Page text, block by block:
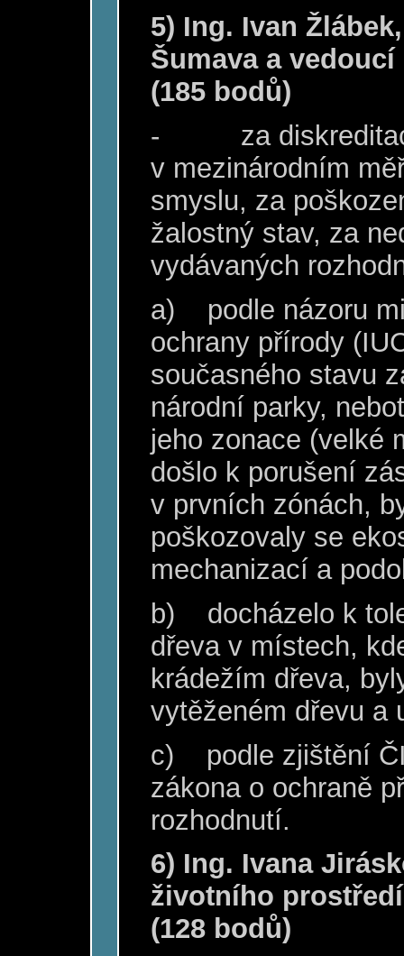
5) Ing. Ivan
Šumava a vedoucí
(185 bodů)
-
za
v mezinárodním
smyslu, za
žalostný stav, za
vydávaných
a)
podle názoru
ochrany přírody
současného stavu
národní parky,
jeho zonace (velké
došlo k porušení
v prvních zónách,
poškozovaly se
mechanizací a
b)
docházelo k
dřeva v místech,
krádežím dřeva,
vytěženém dřevu a
c)
podle zjištění
zákona o ochraně
rozhodnutí.
6) Ing. Ivana
životního
(128 bodů)